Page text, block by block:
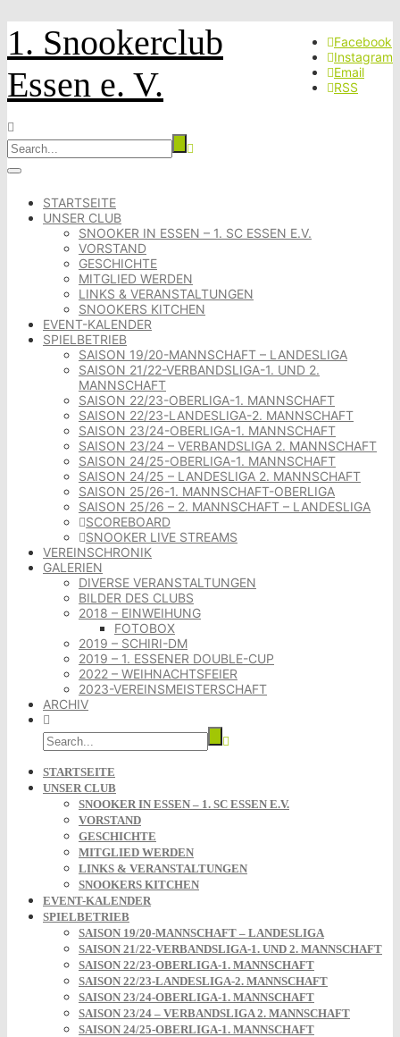
Facebook
Instagram
Email
RSS
1. Snookerclub
Essen e. V.
STARTSEITE
UNSER CLUB
SNOOKER IN ESSEN – 1. SC ESSEN E.V.
VORSTAND
GESCHICHTE
MITGLIED WERDEN
LINKS & VERANSTALTUNGEN
SNOOKERS KITCHEN
EVENT-KALENDER
SPIELBETRIEB
SAISON 19/20-MANNSCHAFT – LANDESLIGA
SAISON 21/22-VERBANDSLIGA-1. UND 2.
MANNSCHAFT
SAISON 22/23-OBERLIGA-1. MANNSCHAFT
SAISON 22/23-LANDESLIGA-2. MANNSCHAFT
SAISON 23/24-OBERLIGA-1. MANNSCHAFT
SAISON 23/24 – VERBANDSLIGA 2. MANNSCHAFT
SAISON 24/25-OBERLIGA-1. MANNSCHAFT
SAISON 24/25 – LANDESLIGA 2. MANNSCHAFT
SAISON 25/26-1. MANNSCHAFT-OBERLIGA
SAISON 25/26 – 2. MANNSCHAFT – LANDESLIGA
SCOREBOARD
SNOOKER LIVE STREAMS
VEREINSCHRONIK
GALERIEN
DIVERSE VERANSTALTUNGEN
BILDER DES CLUBS
2018 – EINWEIHUNG
FOTOBOX
2019 – SCHIRI-DM
2019 – 1. ESSENER DOUBLE-CUP
2022 – WEIHNACHTSFEIER
2023-VEREINSMEISTERSCHAFT
ARCHIV
STARTSEITE
UNSER CLUB
SNOOKER IN ESSEN – 1. SC ESSEN E.V.
VORSTAND
GESCHICHTE
MITGLIED WERDEN
LINKS & VERANSTALTUNGEN
SNOOKERS KITCHEN
EVENT-KALENDER
SPIELBETRIEB
SAISON 19/20-MANNSCHAFT – LANDESLIGA
SAISON 21/22-VERBANDSLIGA-1. UND 2. MANNSCHAFT
SAISON 22/23-OBERLIGA-1. MANNSCHAFT
SAISON 22/23-LANDESLIGA-2. MANNSCHAFT
SAISON 23/24-OBERLIGA-1. MANNSCHAFT
SAISON 23/24 – VERBANDSLIGA 2. MANNSCHAFT
SAISON 24/25-OBERLIGA-1. MANNSCHAFT